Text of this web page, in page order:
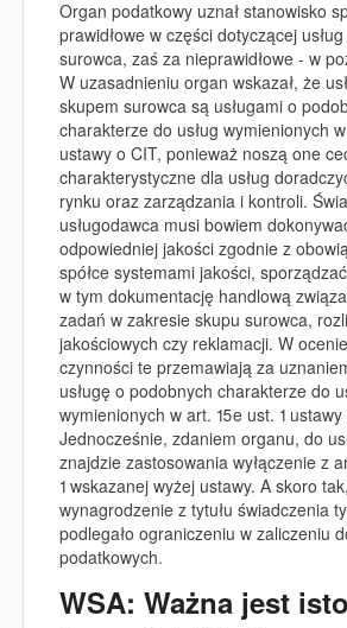
Organ podatkowy uznał stanowisko
prawidłowe w części dotyczącej
surowca, zaś za nieprawidłowe - w
W uzasadnieniu organ wskazał, że
skupem surowca są usługami o
charakterze do usług wymienionych
ustawy o CIT, ponieważ noszą one
charakterystyczne dla usług
rynku oraz zarządzania i kontroli.
usługodawca musi bowiem
odpowiedniej jakości zgodnie z
spółce systemami jakości,
w tym dokumentację handlową
zadań w zakresie skupu surowca,
jakościowych czy reklamacji. W
czynności te przemawiają za
usługę o podobnych charakterze do
wymienionych w art. 15e ust. 1 ustawy
Jednocześnie, zdaniem organu, do
znajdzie zastosowania wyłączenie z
1 wskazanej wyżej ustawy. A skoro
wynagrodzenie z tytułu świadczenia
podlegało ograniczeniu w zaliczeniu
podatkowych.
WSA: Ważna jest